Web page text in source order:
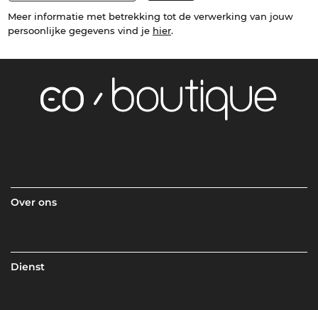
Meer informatie met betrekking tot de verwerking van jouw
persoonlijke gegevens vind je hier.
Over ons
Dienst